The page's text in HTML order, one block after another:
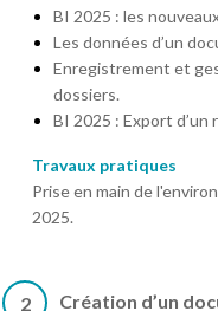
BI 2025 : les
Les données d’un
Enregistrement et
dossiers.
BI 2025 : Export
Travaux pratiques
Prise en main de
2025.
2 Création d’un